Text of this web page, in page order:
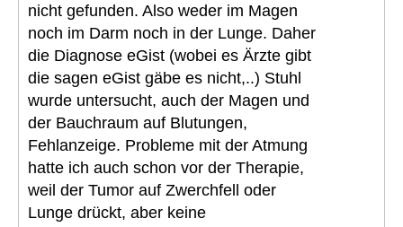
nicht gefunden. Also weder im Magen
noch im Darm noch in der Lunge. Daher
die Diagnose eGist (wobei es Ärzte gibt
die sagen eGist gäbe es nicht,..) Stuhl
wurde untersucht, auch der Magen und
der Bauchraum auf Blutungen,
Fehlanzeige. Probleme mit der Atmung
hatte ich auch schon vor der Therapie,
weil der Tumor auf Zwerchfell oder
Lunge drückt, aber keine